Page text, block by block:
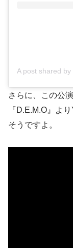
さらに、この公
『D.E.M.O』よ
そうですよ。